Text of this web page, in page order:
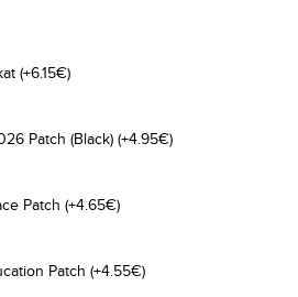
(+6.15€)
Patch (Black) (+4.95€)
Patch (+4.65€)
Patch (+4.55€)